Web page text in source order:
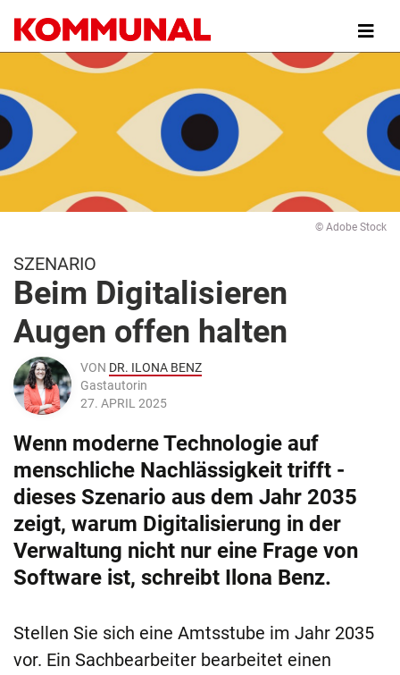
zum
Inhalt
© Adobe Stock
SZENARIO
Beim Digitalisieren
Augen offen halten
VON DR. ILONA BENZ
Gastautorin
27. APRIL 2025
Wenn moderne Technologie auf
menschliche Nachlässigkeit trifft -
dieses Szenario aus dem Jahr 2035
zeigt, warum Digitalisierung in der
Verwaltung nicht nur eine Frage von
Software ist, schreibt Ilona Benz.
Stellen Sie sich eine Amtsstube im Jahr 2035
vor. Ein Sachbearbeiter bearbeitet einen